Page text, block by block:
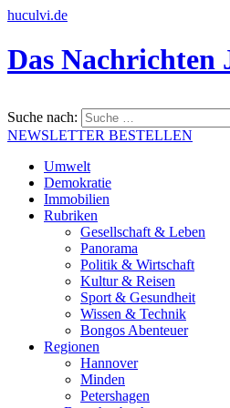
huculvi.de
Das
Suche nach:
NEWSLETTER BESTELLEN
Umwelt
Demokratie
Immobilien
Rubriken
Gesellschaft & Leben
Panorama
Politik & Wirtschaft
Kultur & Reisen
Sport & Gesundheit
Wissen & Technik
Bongos Abenteuer
Regionen
Hannover
Minden
Petershagen